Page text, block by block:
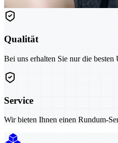
Qualität
Bei uns erhalten Sie nur die besten
Service
Wir bieten Ihnen einen Rundum-